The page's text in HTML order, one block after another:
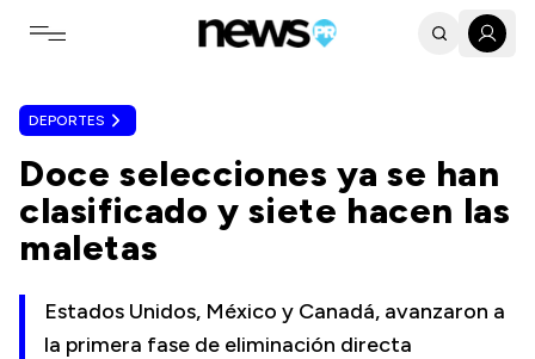
Toggle navigation menu
DEPORTES
Doce selecciones ya se han
clasificado y siete hacen las
maletas
Estados Unidos, México y Canadá, avanzaron a
la primera fase de eliminación directa